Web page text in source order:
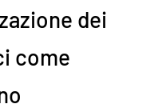
dei
come